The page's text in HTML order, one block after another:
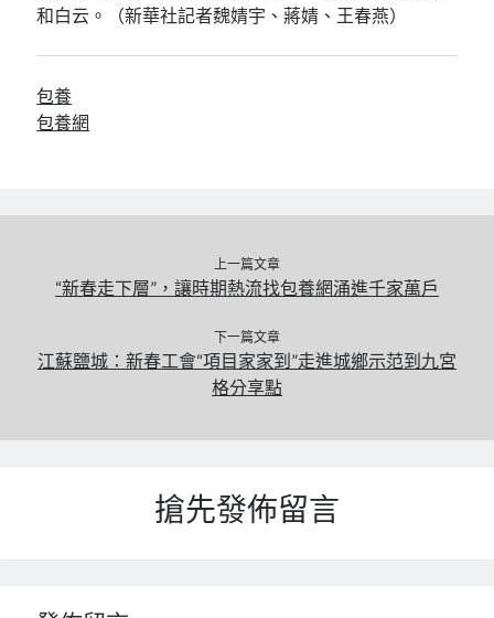
和白云。（新華社記者魏婧宇、蔣婧、王春燕）
包養
包養網
上一篇文章
“新春走下層”，讓時期熱流找包養網涌進千家萬戶
下一篇文章
江蘇鹽城：新春工會“項目家家到”走進城鄉示范到九宮
格分享點
搶先發佈留言